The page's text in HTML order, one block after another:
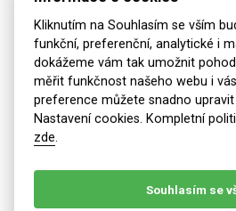
Clarity
Google
Analytics
Analytické
Kliknutím na Souhlasím se vším
funkční, preferenční, analytické i
dokážeme vám tak umožnit
měřit funkčnost našeho webu i
preference můžete snadno
Nastavení cookies. Kompletní
zde.
Souhlasím se